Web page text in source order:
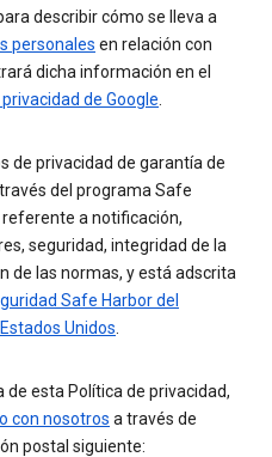
describir cómo se lleva a
personales en relación con
dicha información en el
de Google
de privacidad de garantía de
del programa Safe
referente a notificación,
seguridad, integridad de la
de las normas, y está adscrita
Safe Harbor del
Unidos
esta Política de privacidad,
con nosotros a través de
postal siguiente: